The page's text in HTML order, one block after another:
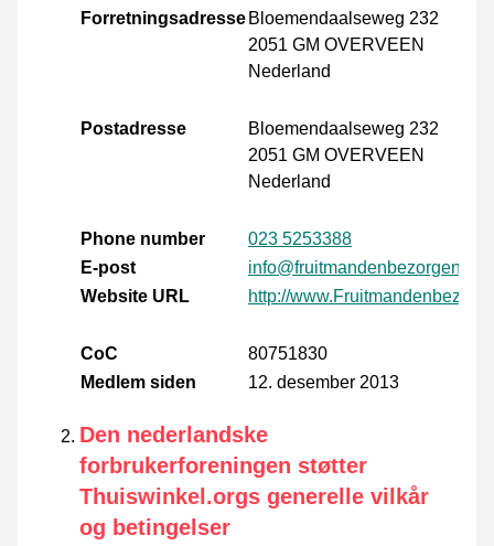
Forretningsadresse Bloemendaalseweg 232
2051 GM OVERVEEN
Nederland
Postadresse
Bloemendaalseweg 232
2051 GM OVERVEEN
Nederland
Phone number
023 5253388
E-post
info@fruitmandenbezorgen.nl
Website URL
http://
CoC
80751830
Medlem siden
12. desember 2013
Den nederlandske
forbrukerforeningen støtter
Thuiswinkel.orgs generelle vilkår
og betingelser